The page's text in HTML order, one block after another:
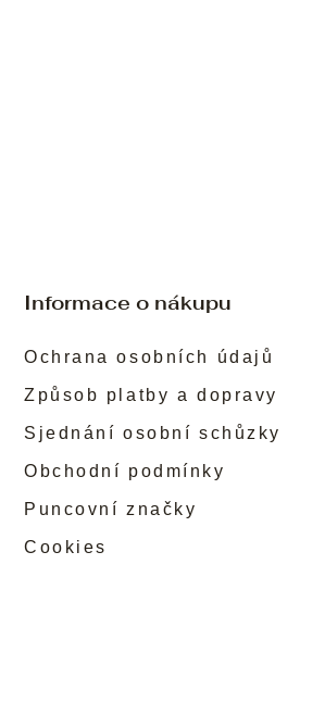
Informace o nákupu
Ochrana osobních údajů
Způsob platby a dopravy
Sjednání osobní schůzky
Obchodní podmínky
Puncovní značky
Cookies